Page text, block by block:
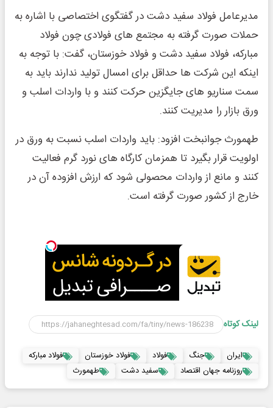
مدیرعامل فولاد سفید دشت در گفتگوی اختصاصی با اشاره به
حملات صورت گرفته به مجتمع های فولادی چون فولاد
مبارکه، فولاد سفید دشت و فولاد خوزستان، گفت: با توجه به
اینکه این شرکت ها حداقل برای امسال تولید ندارند باید به
سمت سناریو های جایگزین حرکت کنند و با واردات اسلب و
ورق بازار را مدیریت کنند.
طهمورث جوانبخت افزود: باید واردات اسلب نسبت به ورق در
اولویت قرار بگیرد تا همزمان کارگاه های نورد گرم فعالیت
کنند و مانع از واردات محصولی شود که ارزش افزوده آن در
خارج از کشور صورت گرفته است.
لینک کوتاه
ایران جنگ فولاد فولاد خوزستان
فولاد مبارکه
روزنامه جهان اقتصاد
سفید دشت طهمورث